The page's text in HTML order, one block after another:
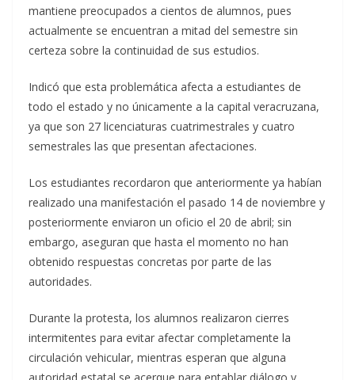
mantiene preocupados a cientos de alumnos, pues
actualmente se encuentran a mitad del semestre sin
certeza sobre la continuidad de sus estudios.
Indicó que esta problemática afecta a estudiantes de
todo el estado y no únicamente a la capital veracruzana,
ya que son 27 licenciaturas cuatrimestrales y cuatro
semestrales las que presentan afectaciones.
Los estudiantes recordaron que anteriormente ya habían
realizado una manifestación el pasado 14 de noviembre y
posteriormente enviaron un oficio el 20 de abril; sin
embargo, aseguran que hasta el momento no han
obtenido respuestas concretas por parte de las
autoridades.
Durante la protesta, los alumnos realizaron cierres
intermitentes para evitar afectar completamente la
circulación vehicular, mientras esperan que alguna